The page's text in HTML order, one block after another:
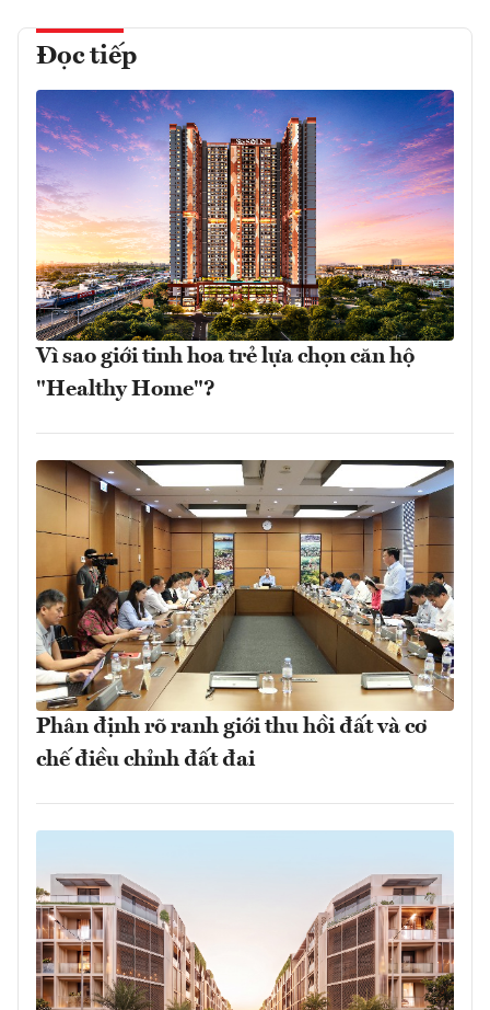
Đọc tiếp
Vì sao giới tinh hoa trẻ lựa chọn căn hộ
"Healthy Home"?
Phân định rõ ranh giới thu hồi đất và cơ
chế điều chỉnh đất đai